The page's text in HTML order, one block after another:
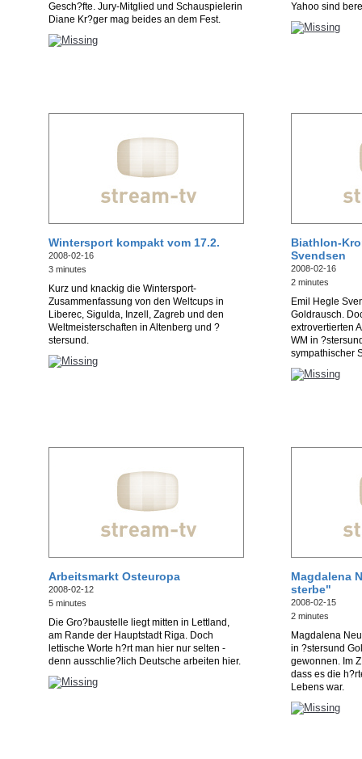
Gesch?fte. Jury-Mitglied und Schauspielerin
Diane Kr?ger mag beides an dem Fest.
Yahoo sind
Wintersport kompakt vom 17.2.
2008-02-16
3 minutes
Kurz und knackig die Wintersport-
Zusammenfassung von den Weltcups in
Liberec, Sigulda, Inzell, Zagreb und den
Weltmeisterschaften in Altenberg und ?
stersund.
Biathlon-
Svendsen
2008-02-16
2 minutes
Emil Hegle
Goldrausch.
extrovertierten
WM in
sympathischer
Arbeitsmarkt Osteuropa
2008-02-12
5 minutes
Die Gro?baustelle liegt mitten in Lettland,
am Rande der Hauptstadt Riga. Doch
lettische Worte h?rt man hier nur selten -
denn ausschlie?lich Deutsche arbeiten hier.
Magdalena
sterbe"
2008-02-15
2 minutes
Magdalena
in ?stersund
gewonnen. Im
dass es die
Lebens war.